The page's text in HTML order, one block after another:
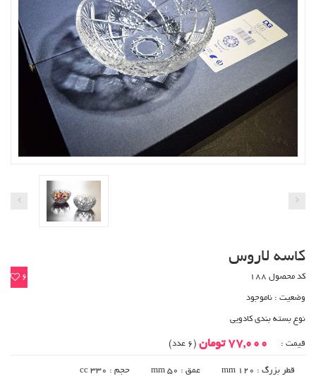
کاسه لاروس
6 کد محصول 188
وضعیت : ناموجود
نوع بسته بندی کادویی
قیمت : 77,000 تومان (6 عدد)
قطر بزرگ : 120 mm عمق : mm 50 حجم : cc 330